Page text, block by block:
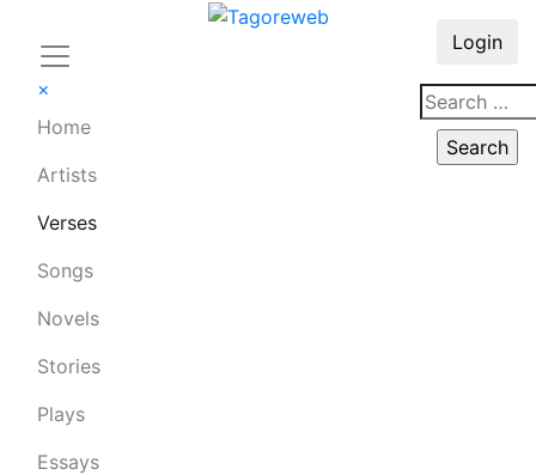
×
Home
Artists
Verses
Songs
Novels
Stories
Plays
Essays
Login